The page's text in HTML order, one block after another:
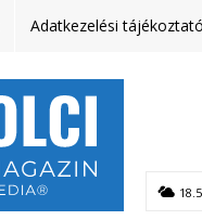
Adatkezelési tájékoztató
18.5